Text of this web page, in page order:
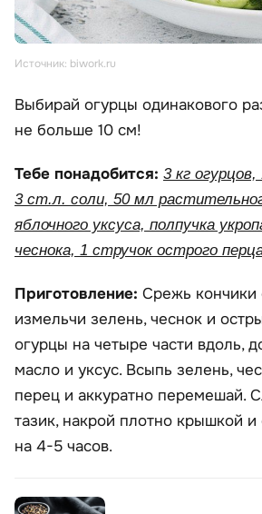
Источник: biwork.ru
Выбирай огурцы одинакового
не больше 10 см!
Тебе понадобится: 3 кг
3 ст.л. соли, 50 мл
яблочного уксуса, полпучка
чеснока, 1 стручок острого
Приготовление: Срежь кончики
измельчи зелень, чеснок и
огурцы на четыре части вдоль,
масло и уксус. Всыпь зелень,
перец и аккуратно перемешай.
тазик, накрой плотно крышкой и
на 4-5 часов.